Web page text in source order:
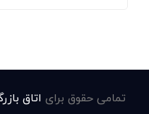
تمامی حقوق برای اتاق